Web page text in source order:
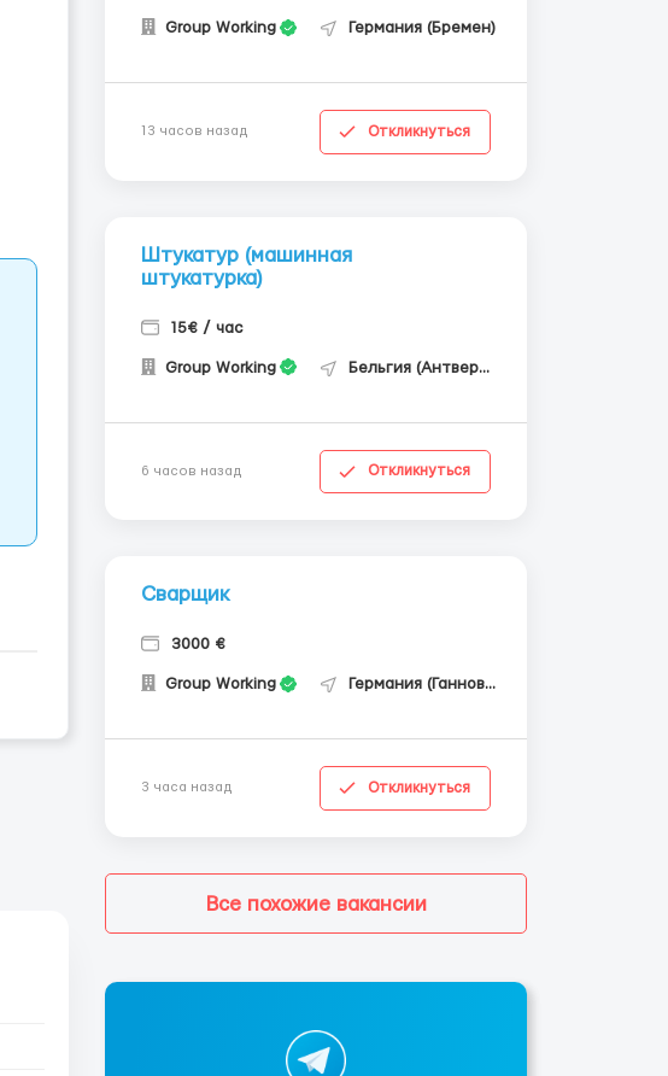
Group Working Германия (Бремен)
13 часов назад Откликнуться
Штукатур (машинная
штукатурка)
15€ / час
Group Working Бельгия (Антверпен)
6 часов назад Откликнуться
Сварщик
3000 €
Group Working Германия (Ганновер)
3 часа назад Откликнуться
Все похожие вакансии